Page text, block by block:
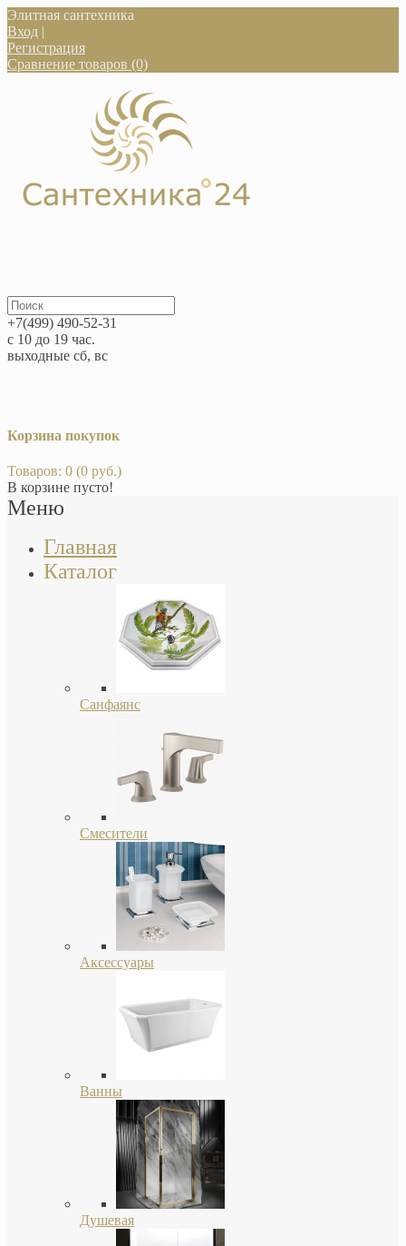
Элитная сантехника
Вход |
Регистрация
Сравнение товаров (0)
+7(499) 490-52-31
с 10 до 19 час.
выходные сб, вс
Корзина покупок
Товаров: 0 (0 руб.)
В корзине пусто!
Меню
Главная
Каталог
Санфаянс
Смесители
Аксессуары
Ванны
Душевая